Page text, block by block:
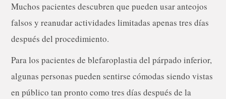
Muchos pacientes descubren que pueden usar anteojos
falsos y reanudar actividades limitadas apenas tres días
después del procedimiento.
​Para los pacientes de blefaroplastia del párpado inferior,
algunas personas pueden sentirse cómodas siendo vistas
en público tan pronto como tres días después de la